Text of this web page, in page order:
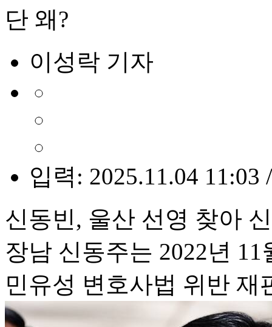
단 왜?
이성락 기자
입력: 2025.11.04 11:03
신동빈, 울산 선영 찾아
장남 신동주는 2022년
민유성 변호사법 위반 재